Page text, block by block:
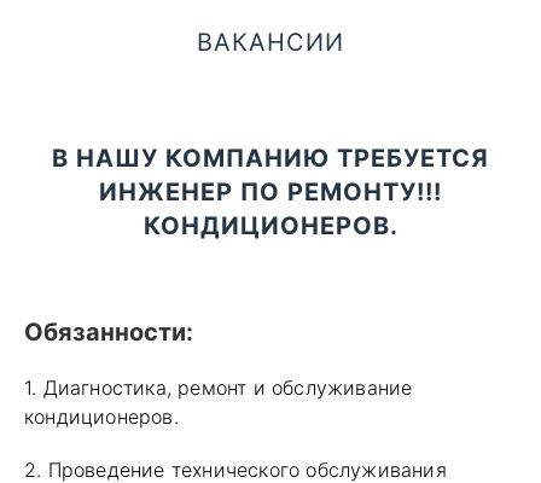
ВАКАНСИИ
В НАШУ КОМПАНИЮ ТРЕБУЕТСЯ
ИНЖЕНЕР ПО РЕМОНТУ!!!
КОНДИЦИОНЕРОВ.
Обязанности:
1. Диагностика, ремонт и обслуживание
кондиционеров.
2. Проведение технического обслуживания